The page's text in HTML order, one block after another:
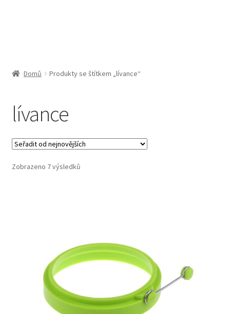
Zásady cookies (EU)
Domů Produkty se štítkem „lívance“
lívance
Zobrazeno 7 výsledkůSeřazeno